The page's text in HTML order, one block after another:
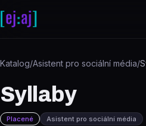
Katalog/Asistent pro sociální média/
Syllaby
Placené Asistent pro sociální média